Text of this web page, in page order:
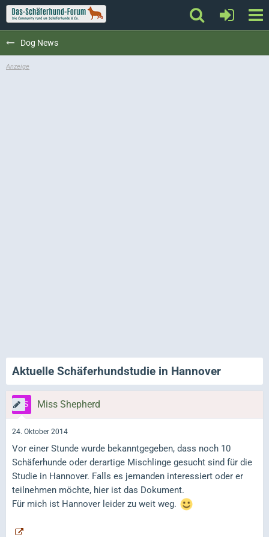
Dog News
Aktuelle Schäferhundstudie in Hannover
Miss Shepherd
24. Oktober 2014
Vor einer Stunde wurde bekanntgegeben, dass noch 10
Schäferhunde oder derartige Mischlinge gesucht sind für die
Studie in Hannover. Falls es jemanden interessiert oder er
teilnehmen möchte, hier ist das Dokument.
Für mich ist Hannover leider zu weit weg.